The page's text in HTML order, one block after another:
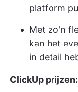
platform
Met zo'n
kan het
in detail
ClickUp prijzen: